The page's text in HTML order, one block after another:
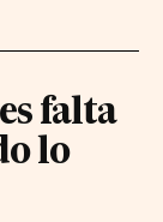
falta
lo